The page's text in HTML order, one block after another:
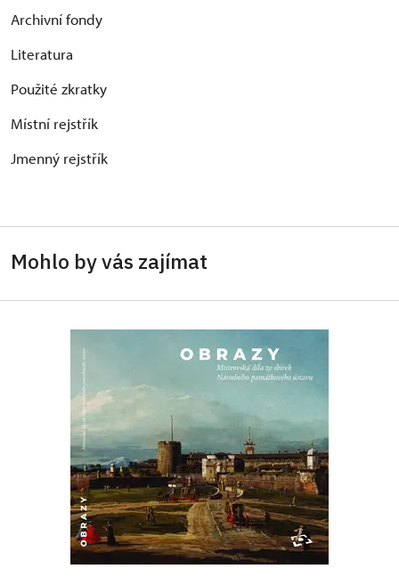
Archivní fondy
Literatura
Použité zkratky
Místní rejstřík
Jmenný rejstřík
Mohlo by vás zajímat